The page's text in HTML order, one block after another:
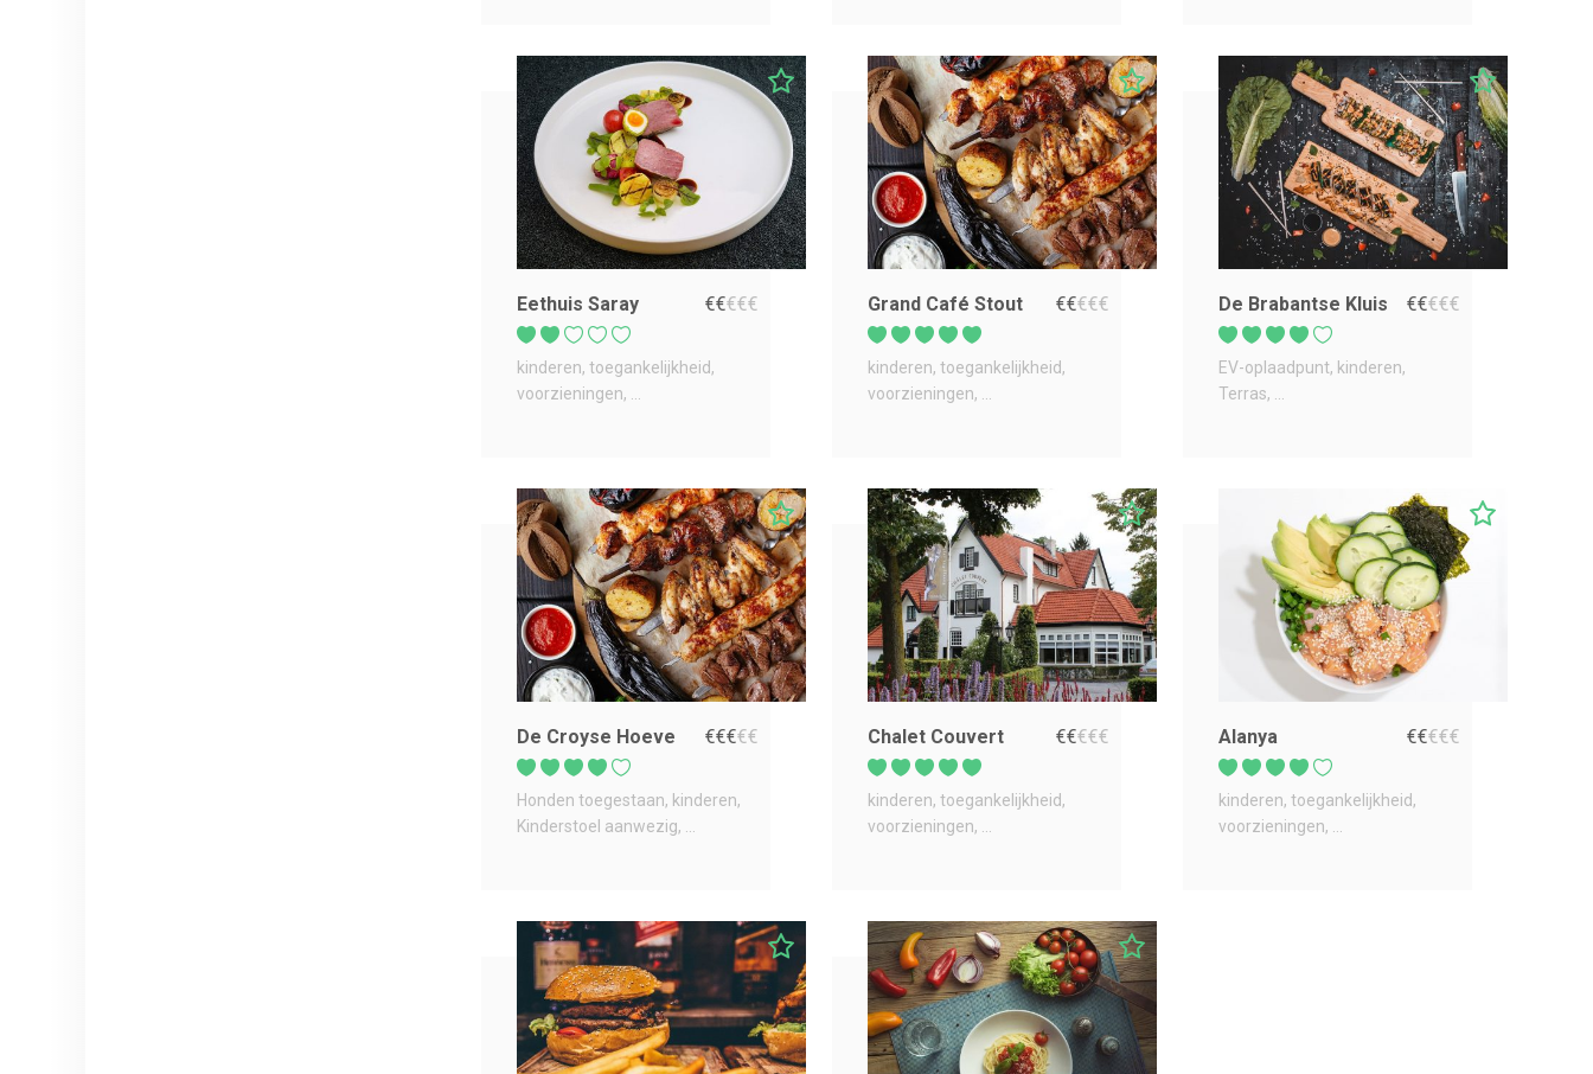
Eethuis Saray €€€€€
kinderen toegankelijkheid
voorzieningen
Grand Café Stout €€€€€
kinderen toegankelijkheid
voorzieningen
De Brabantse Kluis €€€€€
EV-oplaadpunt kinderen
Terras
De Croyse Hoeve €€€€€
Honden toegestaan kinderen
Kinderstoel aanwezig
Chalet Couvert €€€€€
kinderen toegankelijkheid
voorzieningen
Alanya €€€€€
kinderen toegankelijkheid
voorzieningen